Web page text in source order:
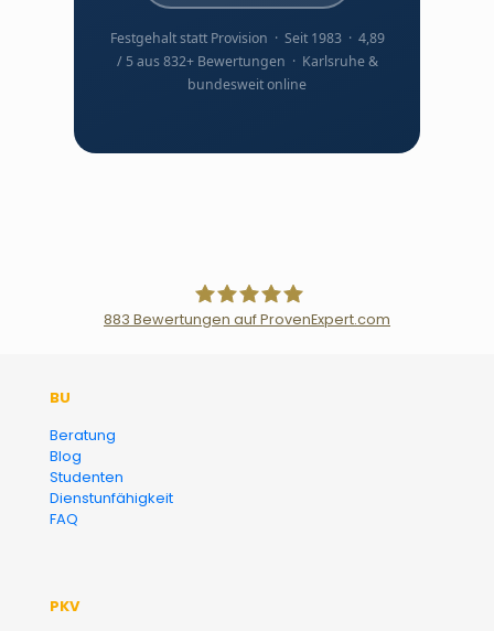
Festgehalt statt Provision · Seit 1983 · 4,89
/ 5 aus 832+ Bewertungen · Karlsruhe &
bundesweit online
883 Bewertungen auf ProvenExpert.com
BU
Beratung
Blog
Studenten
Dienstunfähigkeit
FAQ
PKV